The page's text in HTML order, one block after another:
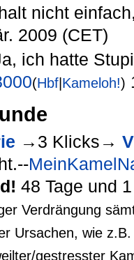
nicht
2009 (CET)
ich hatte
(Hbf|Kameloh!)
→3 Klicks→
48 Tage und
Verdrängung
Ursachen, wie
gestresster